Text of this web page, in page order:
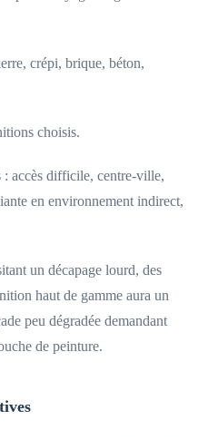
crépi, brique, béton,
choisis.
: accès difficile, centre-ville,
en environnement indirect,
un décapage lourd, des
haut de gamme aura un
peu dégradée demandant
de peinture.